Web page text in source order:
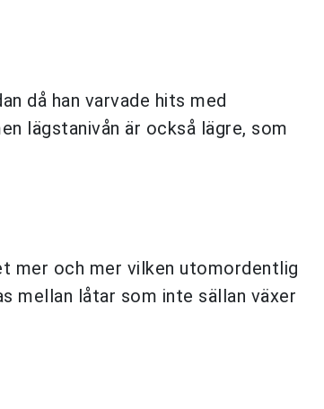
då han varvade hits med
lägstanivån är också lägre, som
mer och mer vilken utomordentlig
mellan låtar som inte sällan växer